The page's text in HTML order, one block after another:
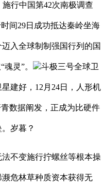
行中国第42次南极调查
间29日成功抵达秦岭坐海
入全球制制强国行列的国
灵”。 斗极三号全球卫
建好，12月24日，人形机
数据阐发，正成为比硬件
岁暮？
不变施行拧螺丝等根本操
危林草种质资本获得无